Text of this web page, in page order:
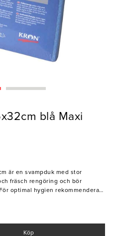
blå Maxi
är en svampduk med stor
fräsch rengöring och bör
optimal hygien rekommenderas
Köp